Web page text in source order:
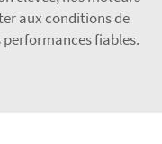
aux conditions de
fiables.